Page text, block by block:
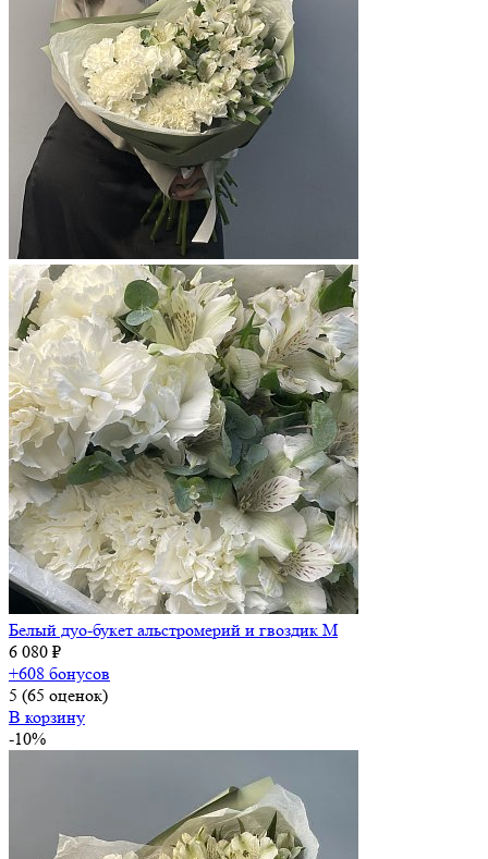
Белый дуо-букет альстромерий и гвоздик M
6 080 ₽
+608 бонусов
5 (65 оценок)
В корзину
-10%